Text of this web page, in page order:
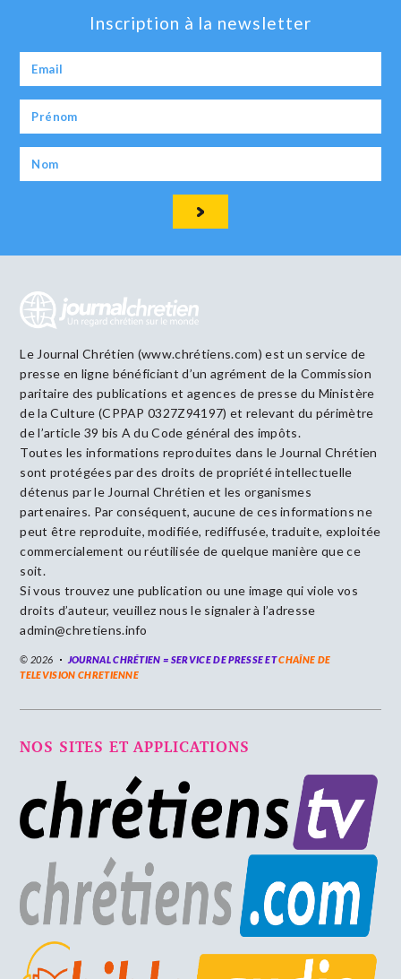
Inscription à la newsletter
Le Journal Chrétien (www.chrétiens.com) est un service de
presse en ligne bénéficiant d’un agrément de la Commission
paritaire des publications et agences de presse du Ministère
de la Culture (CPPAP 0327Z94197) et relevant du périmètre
de l’article 39 bis A du Code général des impôts.
Toutes les informations reproduites dans le Journal Chrétien
sont protégées par des droits de propriété intellectuelle
détenus par le Journal Chrétien et les organismes
partenaires. Par conséquent, aucune de ces informations ne
peut être reproduite, modifiée, rediffusée, traduite, exploitée
commercialement ou réutilisée de quelque manière que ce
soit.
Si vous trouvez une publication ou une image qui viole vos
droits d’auteur, veuillez nous le signaler à l’adresse
admin@chretiens.info
© 2026 JOURNAL CHRÉTIEN = SERVICE DE PRESSE ETCHAÎNE DE
TELEVISION CHRETIENNE
NOS SITES ET APPLICATIONS